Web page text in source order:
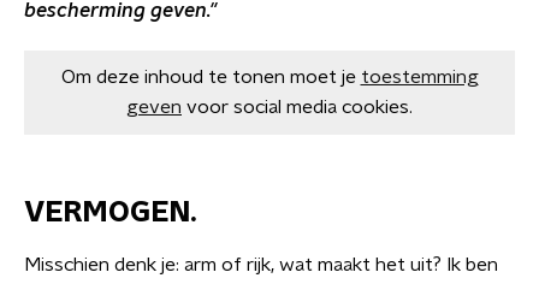
bescherming geven."
Om deze inhoud te tonen moet je toestemming
geven voor social media cookies.
VERMOGEN.
Misschien denk je: arm of rijk, wat maakt het uit? Ik ben